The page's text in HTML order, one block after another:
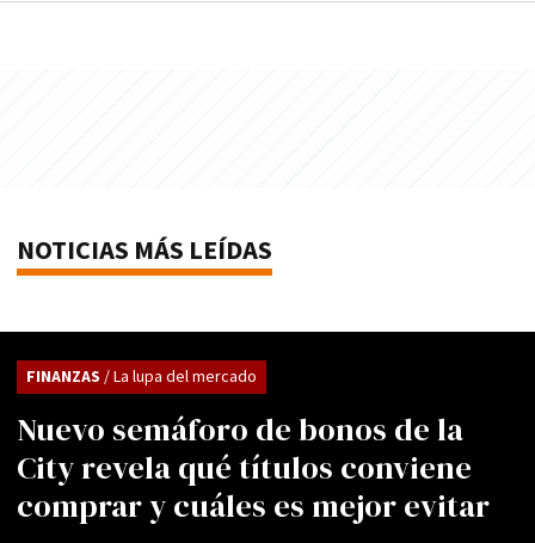
NOTICIAS MÁS LEÍDAS
Nuevo semáforo de bonos de la
City revela qué títulos conviene
comprar y cuáles es mejor evitar
FINANZAS / La lupa del mercado